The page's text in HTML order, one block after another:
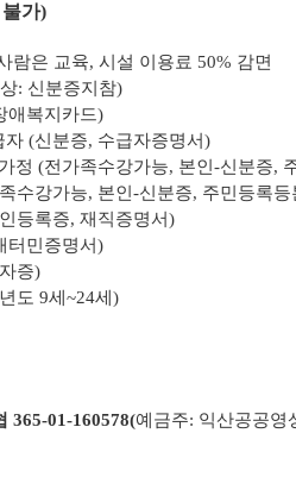
가)
람은 교육, 시설 이용료 50% 감면
: 신분증지참)
애복지카드)
(신분증, 수급자증명서)
정 (전가족수강가능, 본인-신분증,
수강가능, 본인-신분증, 주민등록
등록증, 재직증명서)
터민증명서)
증)
도 9세~24세)
365-01-160578(예금주: 익산공공영